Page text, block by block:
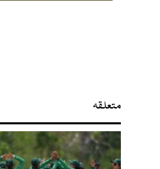
متعلقہ